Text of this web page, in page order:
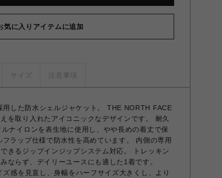
気に入りアイテムに追加
サイズ 注意事項
した防水シェルジャケット。 THE NORTH FACE
を取り入れたアイコニックなデザインです。 耐久
ナイロンを表生地に使用し、やや長めの着丈で保
ラップ仕様で防水性を高めています。 内側の専用
きるジップインジップシステム対応。 トレッキン
ならず、デイリーユースにも適した1着です。
感を見直し、身幅をハーフサイズ大きくし、より